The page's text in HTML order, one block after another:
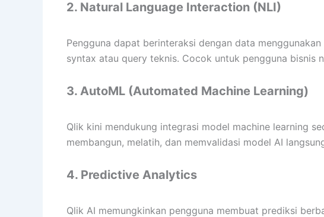
2. Natural Language Interaction (NLI)
Pengguna dapat berinteraksi dengan data
syntax atau query teknis. Cocok untuk pengguna bisnis
3. AutoML (Automated Machine Learning)
Qlik kini mendukung integrasi model machine learning
membangun, melatih, dan memvalidasi model AI
4. Predictive Analytics
Qlik AI memungkinkan pengguna membuat prediksi